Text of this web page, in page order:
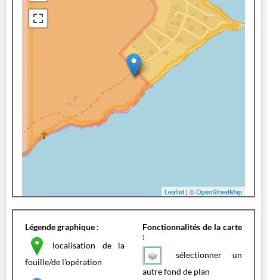
Leaflet | ©OpenStreetMap
Légende graphique :
localisation de la
fouille/de l'opération
Fonctionnalités de la carte
:
sélectionner un
autre fond de plan